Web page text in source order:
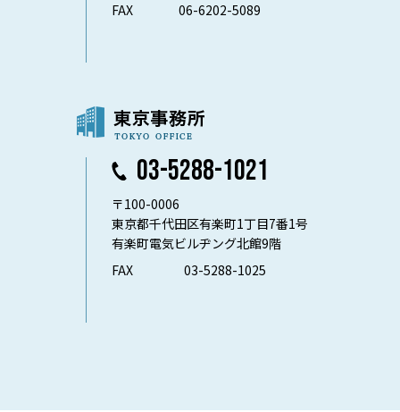
FAX
06-6202-5089
03-5288-1021
〒100-0006
東京都千代田区有楽町1丁目7番1号
有楽町電気ビルヂング北館9階
FAX
03-5288-1025